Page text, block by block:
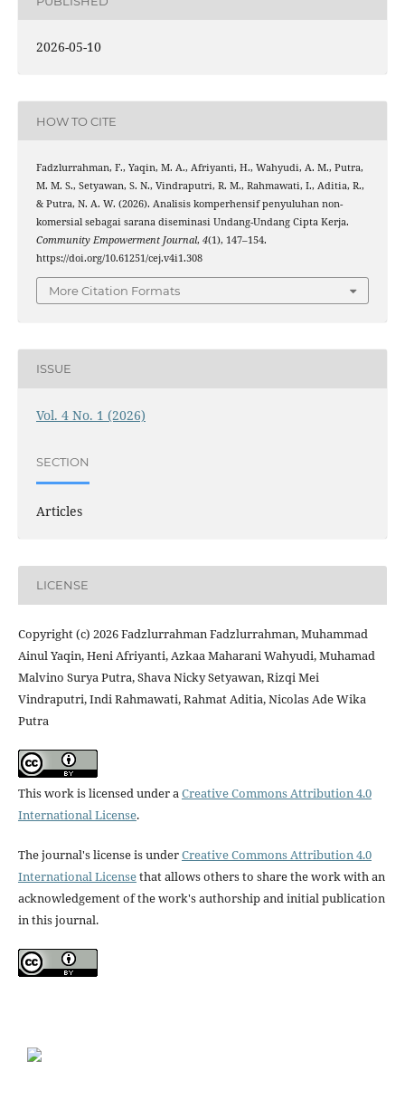
2026-05-10
HOW TO CITE
Fadzlurrahman, F., Yaqin, M. A., Afriyanti, H., Wahyudi, A. M., Putra,
M. M. S., Setyawan, S. N., Vindraputri, R. M., Rahmawati, I., Aditia, R.,
& Putra, N. A. W. (2026). Analisis komperhensif penyuluhan non-
komersial sebagai sarana diseminasi Undang-Undang Cipta Kerja.
Community Empowerment Journal, 4(1), 147–154.
https://doi.org/10.61251/cej.v4i1.308
More Citation Formats
ISSUE
Vol. 4 No. 1 (2026)
SECTION
Articles
LICENSE
Copyright (c) 2026 Fadzlurrahman Fadzlurrahman, Muhammad
Ainul Yaqin, Heni Afriyanti, Azkaa Maharani Wahyudi, Muhamad
Malvino Surya Putra, Shava Nicky Setyawan, Rizqi Mei
Vindraputri, Indi Rahmawati, Rahmat Aditia, Nicolas Ade Wika
Putra
This work is licensed under aCreative Commons Attribution 4.0
International License.
The journal's license is underCreative Commons Attribution 4.0
International Licensethat allows others to share the work with an
acknowledgement of the work's authorship and initial publication
in this journal.